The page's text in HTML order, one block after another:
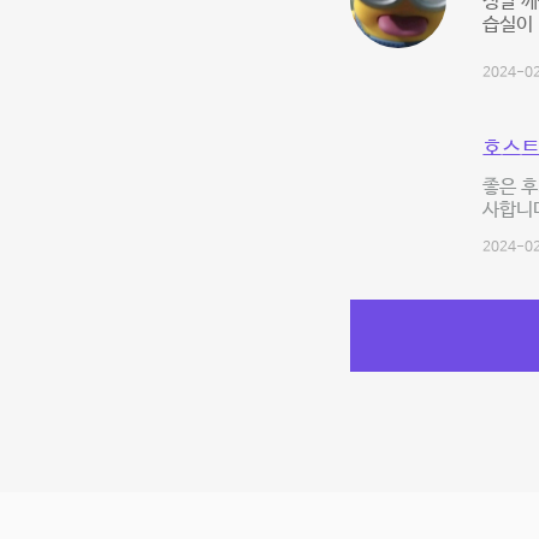
습실이
2024-
호스
좋은
사합
2024-